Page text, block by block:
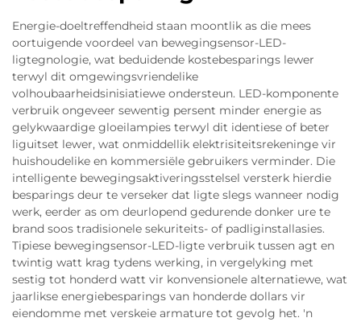
Energie-doeltreffendheid staan moontlik as die mees
oortuigende voordeel van bewegingsensor-LED-
ligtegnologie, wat beduidende kostebesparings lewer
terwyl dit omgewingsvriendelike
volhoubaarheidsinisiatiewe ondersteun. LED-komponente
verbruik ongeveer sewentig persent minder energie as
gelykwaardige gloeilampies terwyl dit identiese of beter
liguitset lewer, wat onmiddellik elektrisiteitsrekeninge vir
huishoudelike en kommersiële gebruikers verminder. Die
intelligente bewegingsaktiveringsstelsel versterk hierdie
besparings deur te verseker dat ligte slegs wanneer nodig
werk, eerder as om deurlopend gedurende donker ure te
brand soos tradisionele sekuriteits- of padliginstallasies.
Tipiese bewegingsensor-LED-ligte verbruik tussen agt en
twintig watt krag tydens werking, in vergelyking met
sestig tot honderd watt vir konvensionele alternatiewe, wat
jaarlikse energiebesparings van honderde dollars vir
eiendomme met verskeie armature tot gevolg het. 'n